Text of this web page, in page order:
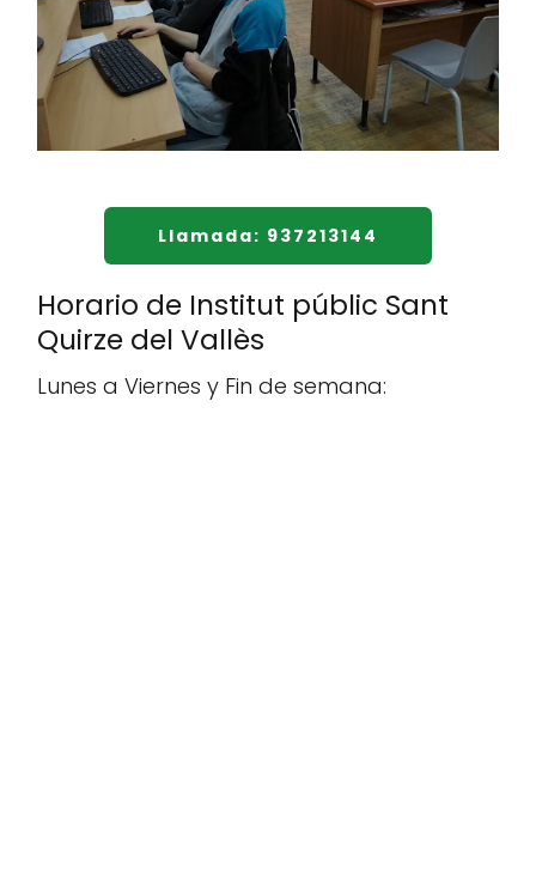
Llamada: 937213144
Horario de Institut públic Sant
Quirze del Vallès
Lunes a Viernes y Fin de semana: